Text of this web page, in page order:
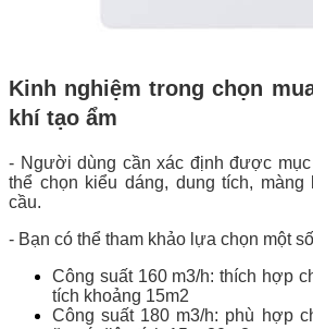
Kinh nghiệm trong chọn
khí tạo ẩm
- Người dùng cần xác định được
thể chọn kiểu dáng, dung tích,
cầu.
- Bạn có thể tham khảo lựa chọn một
Công suất 160 m3/h: thích hợp
tích khoảng 15m2
Công suất 180 m3/h: phù hợp